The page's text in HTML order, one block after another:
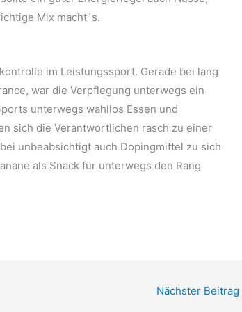
Mix macht´s.
im Leistungssport. Gerade bei lang
war die Verpflegung unterwegs ein
unterwegs wahllos Essen und
sich die Verantwortlichen rasch zu einer
unbeabsichtigt auch Dopingmittel zu sich
als Snack für unterwegs den Rang
Nächster Beitrag